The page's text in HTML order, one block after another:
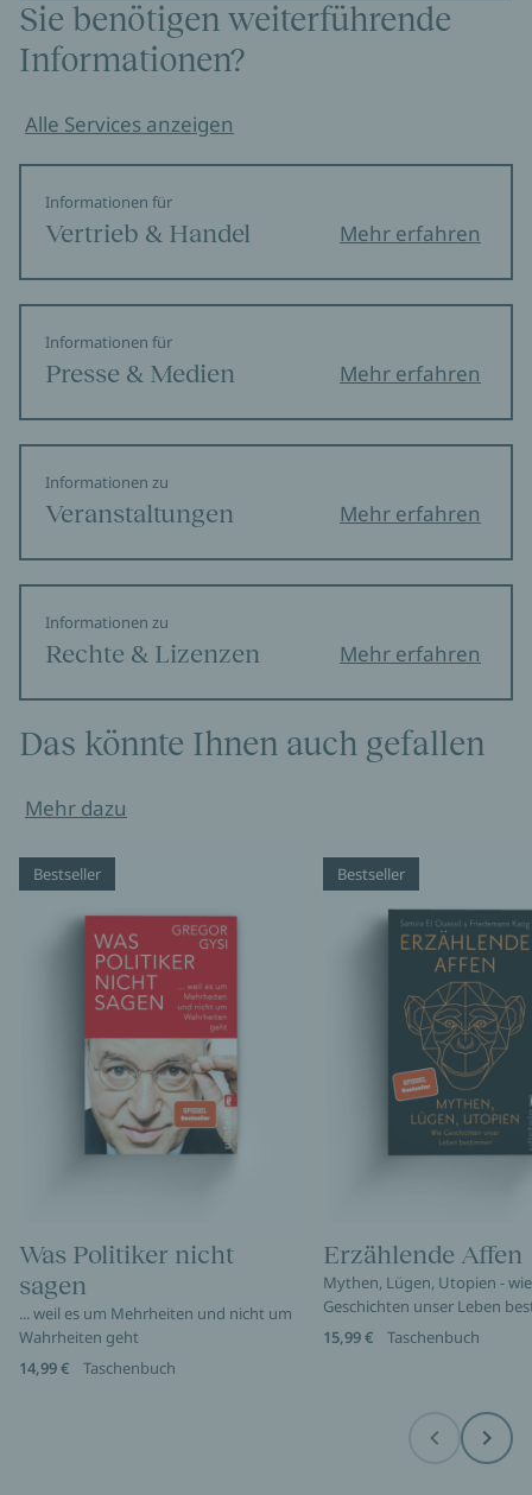
Sie benötigen weiterführende
Informationen?
Alle Services anzeigen
Informationen für
Vertrieb & Handel Mehr erfahren
Informationen für
Presse & Medien Mehr erfahren
Informationen zu
Veranstaltungen Mehr erfahren
Informationen zu
Rechte & Lizenzen Mehr erfahren
Das könnte Ihnen auch gefallen
Mehr dazu
Bestseller
Was Politiker nicht
sagen
... weil es um Mehrheiten und nicht um
Wahrheiten geht
14,99 €
Taschenbuch
Bestseller
Erzählende Affen
Mythen, Lügen, Utopien - wie
Geschichten unser Leben
15,99 €
Taschenbuch
Before Next